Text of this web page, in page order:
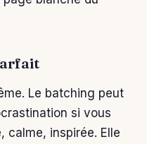
Le batching peut
si vous
calme, inspirée. Elle